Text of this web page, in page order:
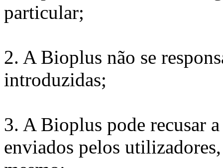
particular;
2. A Bioplus não se
introduzidas;
3. A Bioplus pode recusar
enviados pelos